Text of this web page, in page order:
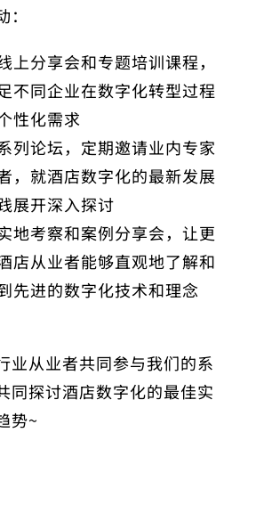
上分享会和专题培训课程，
不同企业在数字化转型过程
性化需求
列论坛，定期邀请业内专家
，就酒店数字化的最新发展
展开深入探讨
地考察和案例分享会，让更
店从业者能够直观地了解和
先进的数字化技术和理念
业从业者共同参与我们的系
同探讨酒店数字化的最佳实
势~